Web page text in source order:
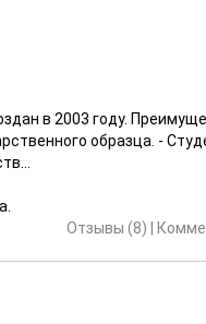
в 2003 году.
образца. -
Отзывы (8)